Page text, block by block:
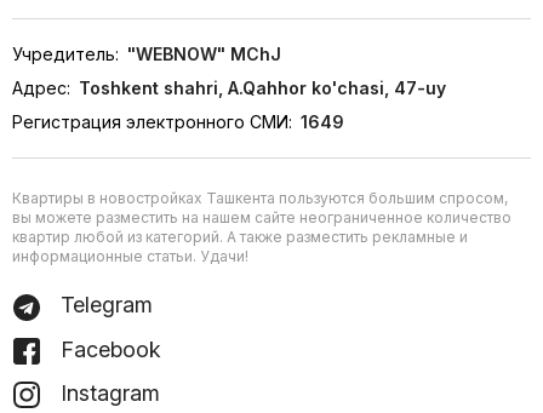
Учредитель: "WEBNOW" MChJ
Адрес: Toshkent shahri, A.Qahhor ko'chasi, 47-uy
Регистрация электронного СМИ: 1649
Квартиры в новостройках Ташкента пользуются большим спросом,
вы можете разместить на нашем сайте неограниченное количество
квартир любой из категорий. А также разместить рекламные и
информационные статьи. Удачи!
Telegram
Facebook
Instagram